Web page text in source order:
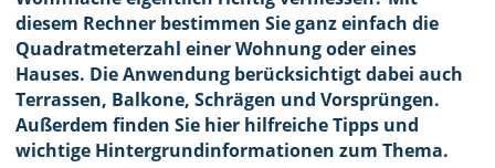
diesem Rechner bestimmen Sie ganz einfach die
Quadratmeterzahl einer Wohnung oder eines
Hauses. Die Anwendung berücksichtigt dabei auch
Terrassen, Balkone, Schrägen und Vorsprüngen.
Außerdem finden Sie hier hilfreiche Tipps und
wichtige Hintergrundinformationen zum Thema.